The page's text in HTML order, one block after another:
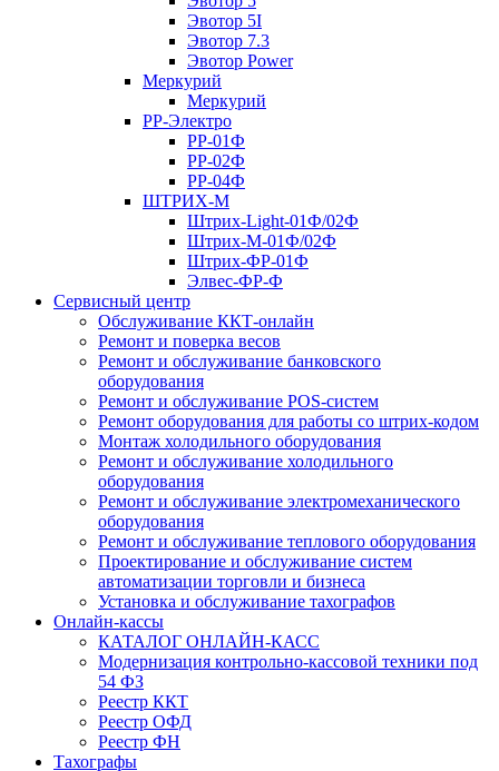
Эвотор 5I
Эвотор 7.3
Эвотор Power
Меркурий
Меркурий
РР-Электро
РР-01Ф
РР-02Ф
РР-04Ф
ШТРИХ-М
Штрих-Light-01Ф/02Ф
Штрих-М-01Ф/02Ф
Штрих-ФР-01Ф
Элвес-ФР-Ф
Сервисный центр
Обслуживание ККТ-онлайн
Ремонт и поверка весов
Ремонт и обслуживание банковского
оборудования
Ремонт и обслуживание POS-систем
Ремонт оборудования для работы со штрих-кодом
Монтаж холодильного оборудования
Ремонт и обслуживание холодильного
оборудования
Ремонт и обслуживание электромеханического
оборудования
Ремонт и обслуживание теплового оборудования
Проектирование и обслуживание систем
автоматизации торговли и бизнеса
Установка и обслуживание тахографов
Онлайн-кассы
КАТАЛОГ ОНЛАЙН-КАСС
Модернизация контрольно-кассовой техники под
54 ФЗ
Реестр ККТ
Реестр ОФД
Реестр ФН
Тахографы